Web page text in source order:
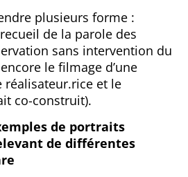
plusieurs forme :
de la parole des
sans intervention du
le filmage d’une
et le
co-construit).
de portraits
de différentes